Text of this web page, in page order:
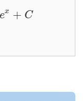
ex + C